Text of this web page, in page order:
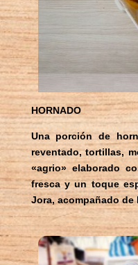
HORNADO
Una porción de
reventado, tortillas,
«agrio» elaborado
fresca y un toque
Jora, acompañado